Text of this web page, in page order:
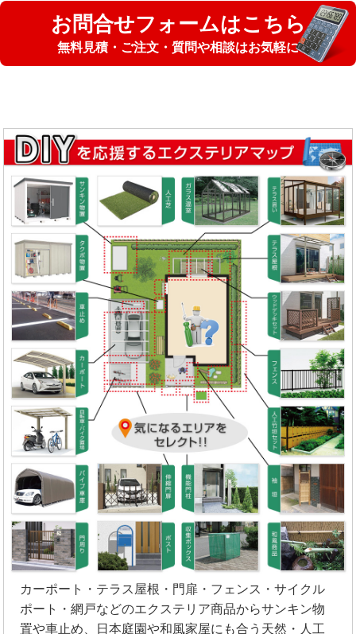
お問合せフォームはこちら
無料見積・ご注文・質問や相談はお気軽に
カーポート・テラス屋根・門扉・フェンス・サイクル
ポート・網戸などのエクステリア商品からサンキン物
置や車止め、日本庭園や和風家屋にも合う天然・人工